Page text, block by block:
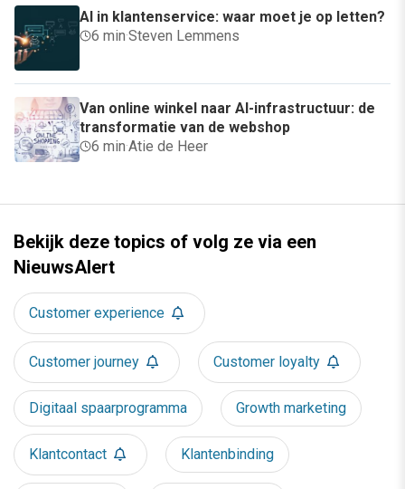
AI in klantenservice: waar moet je op letten?
6 min·Steven Lemmens
Van online winkel naar AI-infrastructuur: de
transformatie van de webshop
6 min·Atie de Heer
Bekijk deze topics of volg ze via een
NieuwsAlert
Customer experience
Customer journey Customer loyalty
Digitaal spaarprogramma Growth marketing
Klantcontact Klantenbinding